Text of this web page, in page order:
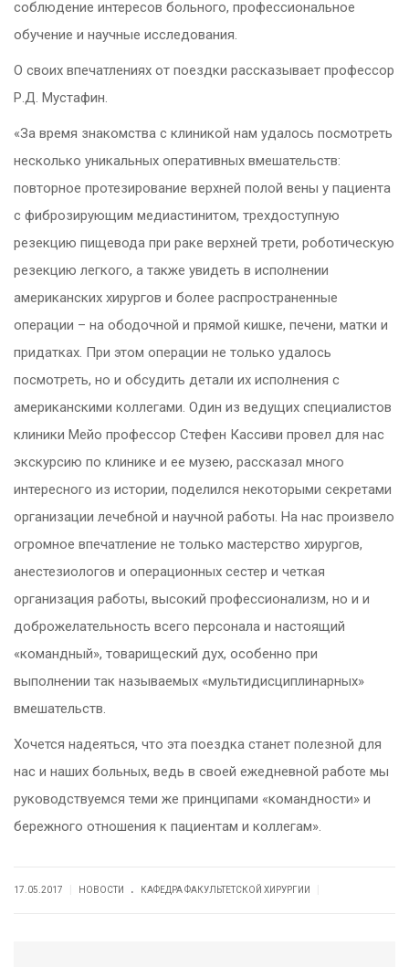
соблюдение интересов больного, профессиональное
обучение и научные исследования.
О своих впечатлениях от поездки рассказывает профессор
Р.Д. Мустафин.
«За время знакомства с клиникой нам удалось посмотреть
несколько уникальных оперативных вмешательств:
повторное протезирование верхней полой вены у пациента
с фиброзирующим медиастинитом, трехдоступную
резекцию пищевода при раке верхней трети, роботическую
резекцию легкого, а также увидеть в исполнении
американских хирургов и более распространенные
операции – на ободочной и прямой кишке, печени, матки и
придатках. При этом операции не только удалось
посмотреть, но и обсудить детали их исполнения с
американскими коллегами. Один из ведущих специалистов
клиники Мейо профессор Стефен Кассиви провел для нас
экскурсию по клинике и ее музею, рассказал много
интересного из истории, поделился некоторыми секретами
организации лечебной и научной работы. На нас произвело
огромное впечатление не только мастерство хирургов,
анестезиологов и операционных сестер и четкая
организация работы, высокий профессионализм, но и и
доброжелательность всего персонала и настоящий
«командный», товарищеский дух, особенно при
выполнении так называемых «мультидисциплинарных»
вмешательств.
Хочется надеяться, что эта поездка станет полезной для
нас и наших больных, ведь в своей ежедневной работе мы
руководствуемся теми же принципами «командности» и
бережного отношения к пациентам и коллегам».
17.05.2017 НОВОСТИ . КАФЕДРА ФАКУЛЬТЕТСКОЙ ХИРУРГИИ